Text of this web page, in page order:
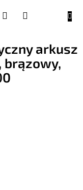
arkusz
brązowy,